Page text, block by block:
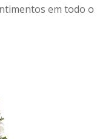
em todo o